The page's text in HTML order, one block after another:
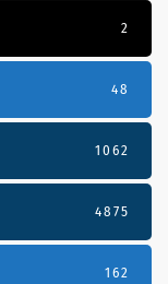
2
48
1062
4875
162